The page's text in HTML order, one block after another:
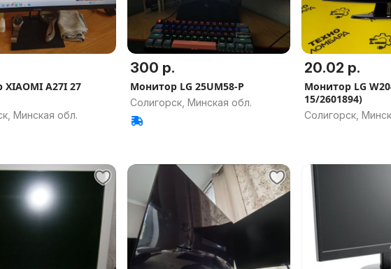
A27I 27
Минская обл.
300 р.
Монитор LG 25UM58-P
Солигорск, Минская обл.
20.02 р.
Монитор LG
15/2601894)
Солигорск,